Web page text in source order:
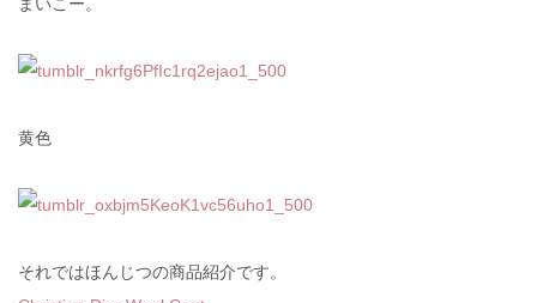
黄色
それではほんじつの商品紹介です。